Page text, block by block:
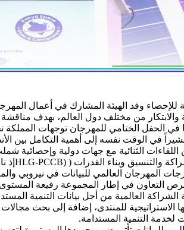
والابتكار من مختلف دول العالم، بهدف
الختامي للمهرجان توجهات المملكة نحو
في الوقت نفسه إلى أهمية التكامل بين
المهرجان العالمي للبيانات في نيروبي
التعاون في إطار المجموعة رفيعة
المتحدة العالمي للبيانات 2026 ورؤيتها
لخدمة التنمية المستدامة.